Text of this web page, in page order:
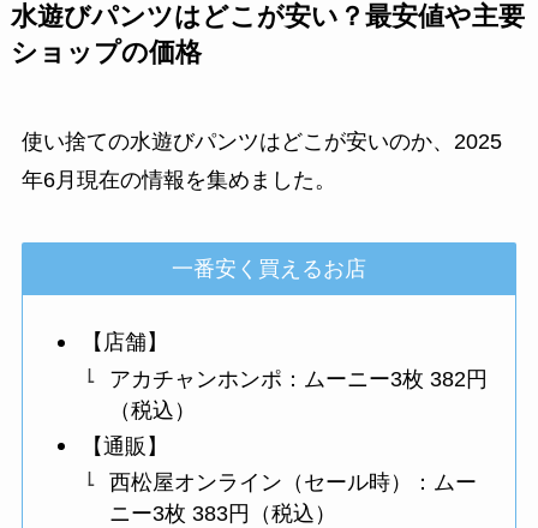
水遊びパンツはどこが安い？最安値や主要
ショップの価格
使い捨ての水遊びパンツはどこが安いのか、2025
年6月現在の情報を集めました。
一番安く買えるお店
【店舗】
アカチャンホンポ：ムーニー3枚 382円
（税込）
【通販】
西松屋オンライン（セール時）：ムー
ニー3枚 383円（税込）